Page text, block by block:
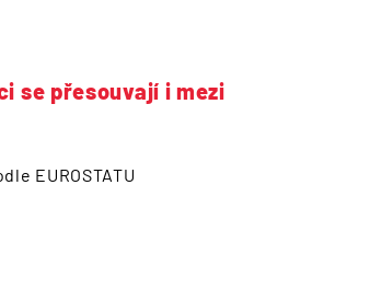
se přesouvají i mezi
EUROSTATU